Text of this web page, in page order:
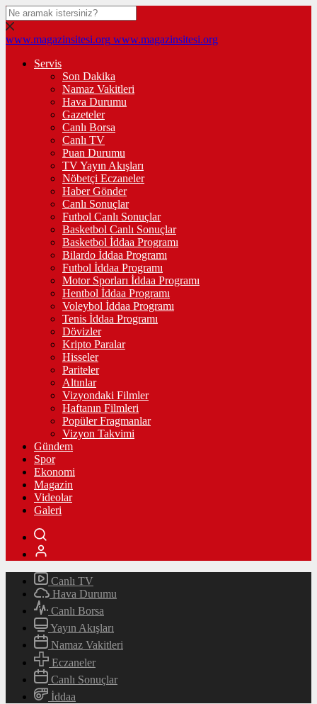
www.magazinsitesi.org www.magazinsitesi.org
Servis
Son Dakika
Namaz Vakitleri
Hava Durumu
Gazeteler
Canlı Borsa
Canlı TV
Puan Durumu
TV Yayın Akışları
Nöbetçi Eczaneler
Haber Gönder
Canlı Sonuçlar
Futbol Canlı Sonuçlar
Basketbol Canlı Sonuçlar
Basketbol İddaa Programı
Bilardo İddaa Programı
Futbol İddaa Programı
Motor Sporları İddaa Programı
Hentbol İddaa Programı
Voleybol İddaa Programı
Tenis İddaa Programı
Dövizler
Kripto Paralar
Hisseler
Pariteler
Altınlar
Vizyondaki Filmler
Haftanın Filmleri
Popüler Fragmanlar
Vizyon Takvimi
Gündem
Spor
Ekonomi
Magazin
Videolar
Galeri
Canlı TV
Hava Durumu
Canlı Borsa
Yayın Akışları
Namaz Vakitleri
Eczaneler
Canlı Sonuçlar
İddaa